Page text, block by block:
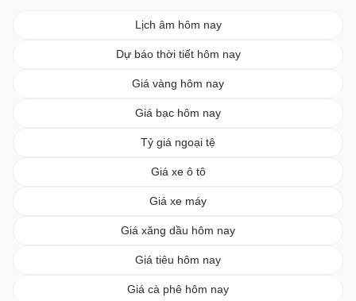
Lịch âm hôm nay
Dự báo thời tiết hôm nay
Giá vàng hôm nay
Giá bạc hôm nay
Tỷ giá ngoại tệ
Giá xe ô tô
Giá xe máy
Giá xăng dầu hôm nay
Giá tiêu hôm nay
Giá cà phê hôm nay